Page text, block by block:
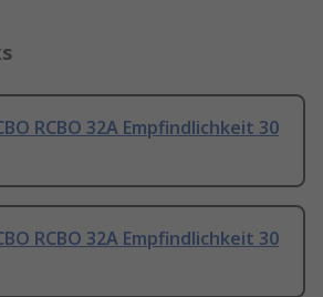
RCBO 32A Empfindlichkeit 30
RCBO 32A Empfindlichkeit 30